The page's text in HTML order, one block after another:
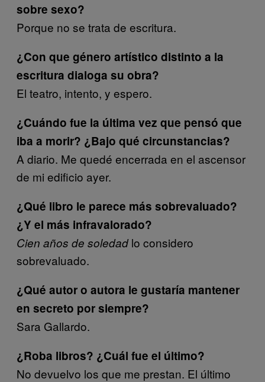
sobre sexo?
Porque no se trata de escritura.
¿Con que género artístico distinto a la
escritura dialoga su obra?
El teatro, intento, y espero.
¿Cuándo fue la última vez que pensó que
iba a morir? ¿Bajo qué circunstancias?
A diario. Me quedé encerrada en el ascensor
de mi edificio ayer.
¿Qué libro le parece más sobrevaluado?
¿Y el más infravalorado?
Cien años de soledadlo considero
sobrevaluado.
¿Qué autor o autora le gustaría mantener
en secreto por siempre?
Sara Gallardo.
¿Roba libros? ¿Cuál fue el último?
No devuelvo los que me prestan. El último